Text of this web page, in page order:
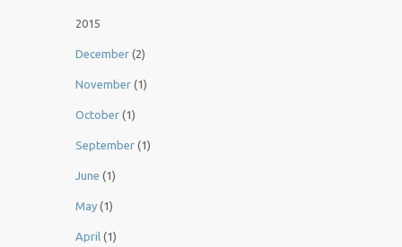
2015
December (2)
November (1)
October (1)
September (1)
June (1)
May (1)
April (1)